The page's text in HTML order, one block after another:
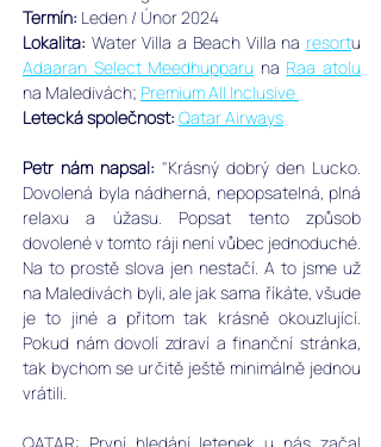
Termín: Leden / Únor 2024
Lokalita: Water Villa a Beach Villa na resortu
Adaaran Select Meedhupparu na Raa atolu
na Maledivách; Premium All Inclusive
Letecká společnost: Qatar Airways
Petr nám napsal: "Krásný dobrý den Lucko.
Dovolená byla nádherná, nepopsatelná, plná
relaxu a úžasu. Popsat tento způsob
dovolené v tomto ráji není vůbec jednoduché.
Na to prostě slova jen nestačí. A to jsme už
na Maledivách byli, ale jak sama říkáte, všude
je to jiné a přitom tak krásně okouzlující.
Pokud nám dovolí zdraví a finanční stránka,
tak bychom se určitě ještě minimálně jednou
vrátili.